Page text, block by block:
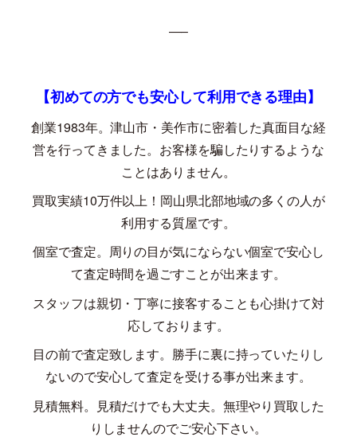
—–
【初めての方でも安心して利用できる理由】
創業1983年。津山市・美作市に密着した真面目な経
営を行ってきました。お客様を騙したりするような
ことはありません。
買取実績10万件以上！岡山県北部地域の多くの人が
利用する質屋です。
個室で査定。周りの目が気にならない個室で安心し
て査定時間を過ごすことが出来ます。
スタッフは親切・丁寧に接客することも心掛けて対
応しております。
目の前で査定致します。勝手に裏に持っていたりし
ないので安心して査定を受ける事が出来ます。
見積無料。見積だけでも大丈夫。無理やり買取した
りしませんのでご安心下さい。